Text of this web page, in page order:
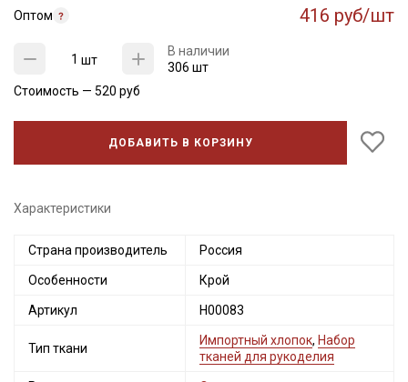
Оптом 416 руб/шт
шт
В наличии
306 шт
Стоимость — 520 руб
ДОБАВИТЬ В КОРЗИНУ
Характеристики
Страна производитель Россия
Особенности Крой
Артикул Н00083
Тип ткани
Импортный хлопок, Набор
тканей для рукоделия